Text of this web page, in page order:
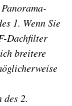
1. Wenn Sie
Dachfilter
breitere
2.